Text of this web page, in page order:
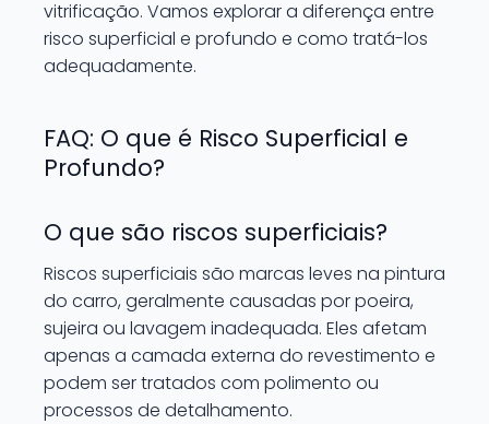
vitrificação. Vamos explorar a diferença entre
risco superficial e profundo e como tratá-los
adequadamente.
FAQ: O que é Risco Superficial e
Profundo?
O que são riscos superficiais?
Riscos superficiais são marcas leves na pintura
do carro, geralmente causadas por poeira,
sujeira ou lavagem inadequada. Eles afetam
apenas a camada externa do revestimento e
podem ser tratados com polimento ou
processos de detalhamento.